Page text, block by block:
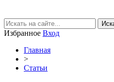
Избранное Вход
Главная
>
Статьи